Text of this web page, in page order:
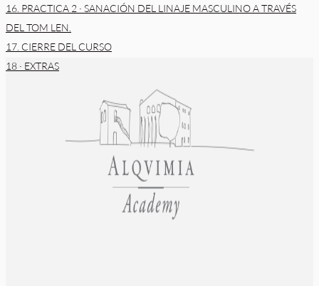
16. PRACTICA 2 · SANACIÓN DEL LINAJE MASCULINO A TRAVÉS
DEL TOM LEN.
17. CIERRE DEL CURSO
18 · EXTRAS